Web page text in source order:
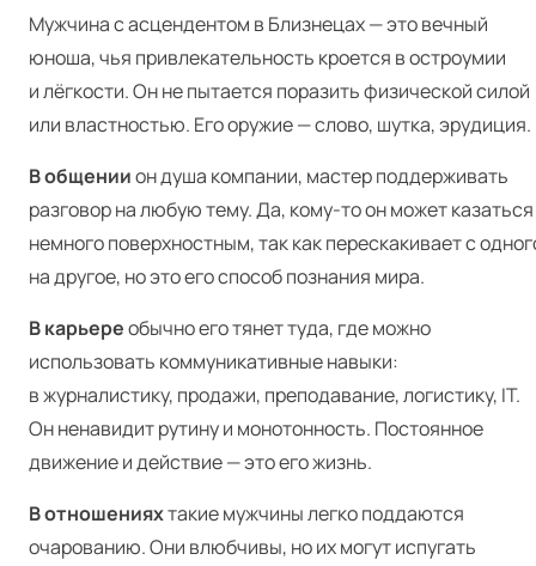
Мужчина с асцендентом в Близнецах — это вечный
юноша, чья привлекательность кроется в остроумии
и лёгкости. Он не пытается поразить физической силой
или властностью. Его оружие — слово, шутка, эрудиция.
В общениион душа компании, мастер поддерживать
разговор на любую тему. Да, кому-то он может казаться
немного поверхностным, так как перескакивает с
на другое, но это его способ познания мира.
В карьереобычно его тянет туда, где можно
использовать коммуникативные навыки:
в журналистику, продажи, преподавание, логистику, IT.
Он ненавидит рутину и монотонность. Постоянное
движение и действие — это его жизнь.
В отношенияхтакие мужчины легко поддаются
очарованию. Они влюбчивы, но их могут испугать